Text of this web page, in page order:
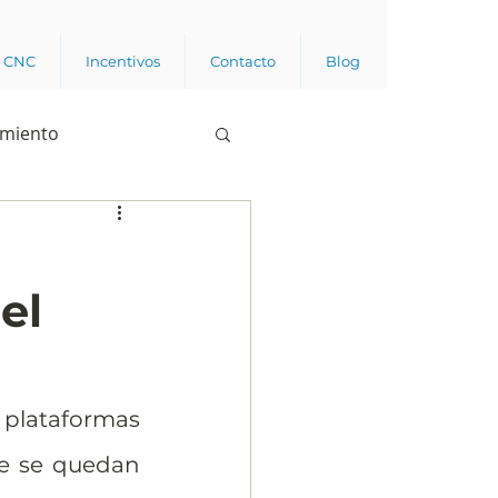
Incentivos Contacto Blog
Business analytics
opinión pública
se quedan